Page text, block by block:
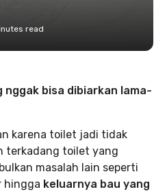
read
nggak bisa dibiarkan lama-
karena toilet jadi tidak
terkadang toilet yang
masalah lain seperti
hingga keluarnya bau yang